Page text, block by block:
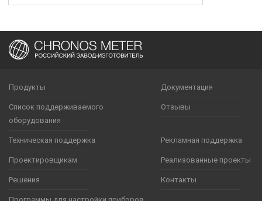
Продукты Документация
Список поддерживаемого
оборудования
Отзывы
Техническая поддержка Рекламная поддержка
Проектировщикам Реализованные проекты
Решения Контакты